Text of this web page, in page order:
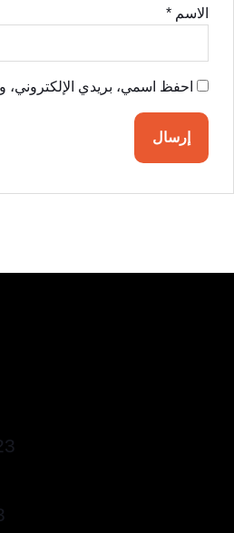
الاسم *
احفظ اسمي، بريدي الإلكتروني،